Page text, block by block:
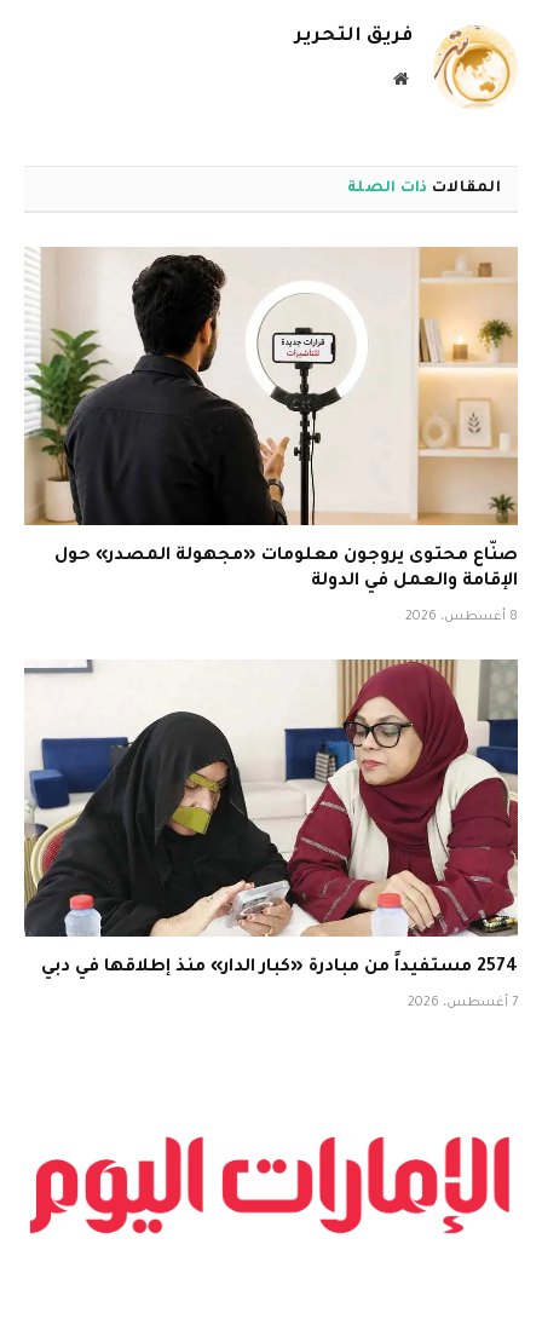
فريق التحرير
موقع
المقالات ذات الصلة
صنّاع محتوى يروجون معلومات «مجهولة المصدر» حول
الإقامة والعمل في الدولة
8 أغسطس، 2026
2574 مستفيداً من مبادرة «كبار الدار» منذ إطلاقها في دبي
7 أغسطس، 2026